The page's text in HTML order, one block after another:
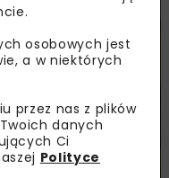
BUDOWNICTWA
WROCŁAWSKA
osobowych jest
a w niektórych
przez nas z plików
danych
Ci
Polityce